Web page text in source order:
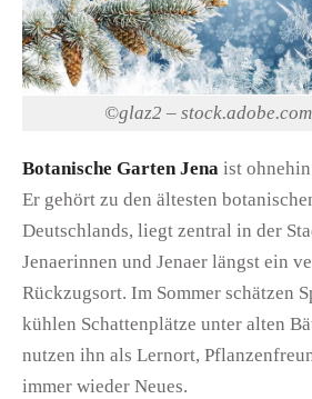
©glaz2 – stock.adobe.com
Botanische Garten Jena ist
Er gehört zu den ältesten
Deutschlands, liegt zentral in der
Jenaerinnen und Jenaer längst ein
Rückzugsort. Im Sommer schätzen
kühlen Schattenplätze unter alten
nutzen ihn als Lernort,
immer wieder Neues.